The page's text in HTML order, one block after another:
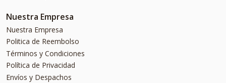
Nuestra Empresa
Nuestra Empresa
Politica de Reembolso
Términos y Condiciones
Política de Privacidad
Envíos y Despachos